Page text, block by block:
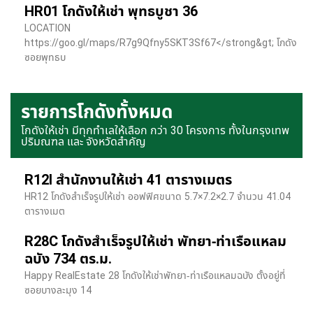
HR01 โกดังให้เช่า พุทธบูชา 36
LOCATION
https://goo.gl/maps/R7g9Qfny5SKT3Sf67</strong&gt; โกดัง
ซอยพุทธบ
รายการโกดังทั้งหมด
โกดังให้เช่า มีทุกทำเลให้เลือก กว่า 30 โครงการ ทั้งในกรุงเทพ
ปริมณฑล และ จังหวัดสำคัญ
R12I สำนักงานให้เช่า 41 ตารางเมตร
HR12 โกดังสำเร็จรูปให้เช่า ออฟฟิศขนาด 5.7×7.2×2.7 จำนวน 41.04
ตารางเมต
R28C โกดังสำเร็จรูปให้เช่า พัทยา-ท่าเรือแหลม
ฉบัง 734 ตร.ม.
Happy RealEstate 28 โกดังให้เช่าพัทยา-ท่าเรือแหลมฉบัง ตั้งอยู่ที่
ซอยบางละมุง 14